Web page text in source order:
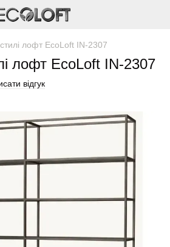
лофт EcoLoft IN-2307
лофт EcoLoft IN-2307
відгук